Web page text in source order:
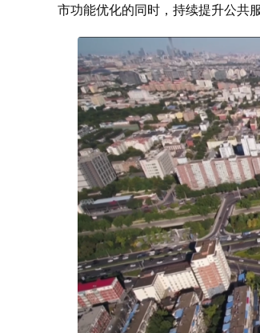
市功能优化的同时，持续提升公共